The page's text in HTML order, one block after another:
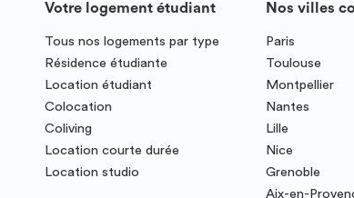
Votre logement étudiant
Tous nos logements par type
Résidence étudiante
Location étudiant
Colocation
Coliving
Location courte durée
Location studio
Nos villes
Paris
Toulouse
Montpellier
Nantes
Lille
Nice
Grenoble
Aix-en-